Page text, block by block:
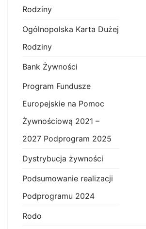
Rodziny
Ogólnopolska Karta Dużej
Rodziny
Bank Żywności
Program Fundusze
Europejskie na Pomoc
Żywnościową 2021 –
2027 Podprogram 2025
Dystrybucja żywności
Podsumowanie realizacji
Podprogramu 2024
Rodo